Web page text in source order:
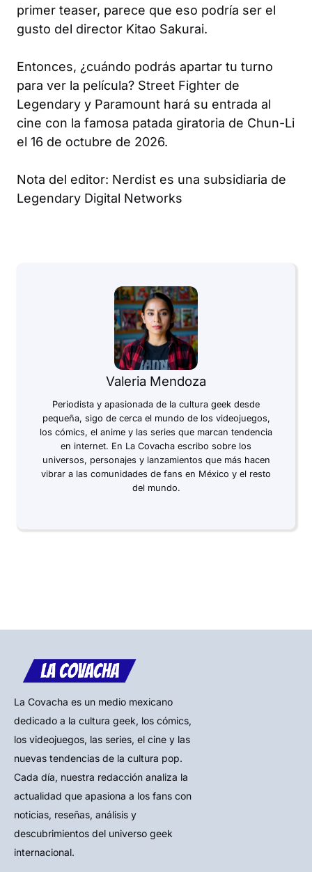
primer teaser, parece que eso podría ser el
gusto del director Kitao Sakurai.
Entonces, ¿cuándo podrás apartar tu turno
para ver la película? Street Fighter de
Legendary y Paramount hará su entrada al
cine con la famosa patada giratoria de Chun-Li
el 16 de octubre de 2026.
Nota del editor: Nerdist es una subsidiaria de
Legendary Digital Networks
Valeria Mendoza
Periodista y apasionada de la cultura geek desde
pequeña, sigo de cerca el mundo de los videojuegos,
los cómics, el anime y las series que marcan tendencia
en internet. En La Covacha escribo sobre los
universos, personajes y lanzamientos que más hacen
vibrar a las comunidades de fans en México y el resto
del mundo.
La Covacha es un medio mexicano
dedicado a la cultura geek, los cómics,
los videojuegos, las series, el cine y las
nuevas tendencias de la cultura pop.
Cada día, nuestra redacción analiza la
actualidad que apasiona a los fans con
noticias, reseñas, análisis y
descubrimientos del universo geek
internacional.